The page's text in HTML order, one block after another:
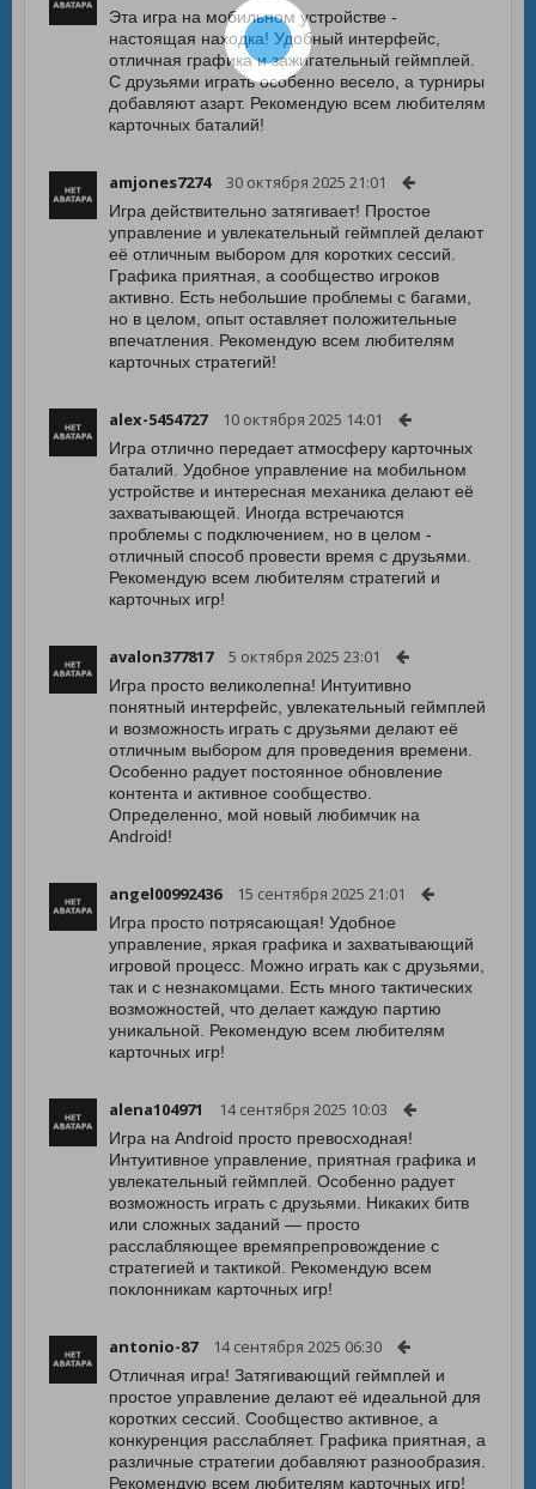
Эта игра на мобильном устройстве -
настоящая находка! Удобный интерфейс,
отличная графика и зажигательный геймплей.
С друзьями играть особенно весело, а турниры
добавляют азарт. Рекомендую всем любителям
карточных баталий!
amjones7274 30 октября 2025 21:01
Игра действительно затягивает! Простое
управление и увлекательный геймплей делают
её отличным выбором для коротких сессий.
Графика приятная, а сообщество игроков
активно. Есть небольшие проблемы с багами,
но в целом, опыт оставляет положительные
впечатления. Рекомендую всем любителям
карточных стратегий!
alex-5454727 10 октября 2025 14:01
Игра отлично передает атмосферу карточных
баталий. Удобное управление на мобильном
устройстве и интересная механика делают её
захватывающей. Иногда встречаются
проблемы с подключением, но в целом -
отличный способ провести время с друзьями.
Рекомендую всем любителям стратегий и
карточных игр!
avalon377817 5 октября 2025 23:01
Игра просто великолепна! Интуитивно
понятный интерфейс, увлекательный геймплей
и возможность играть с друзьями делают её
отличным выбором для проведения времени.
Особенно радует постоянное обновление
контента и активное сообщество.
Определенно, мой новый любимчик на
Android!
angel00992436 15 сентября 2025 21:01
Игра просто потрясающая! Удобное
управление, яркая графика и захватывающий
игровой процесс. Можно играть как с друзьями,
так и с незнакомцами. Есть много тактических
возможностей, что делает каждую партию
уникальной. Рекомендую всем любителям
карточных игр!
alena104971 14 сентября 2025 10:03
Игра на Android просто превосходная!
Интуитивное управление, приятная графика и
увлекательный геймплей. Особенно радует
возможность играть с друзьями. Никаких битв
или сложных заданий — просто
расслабляющее времяпрепровождение с
стратегией и тактикой. Рекомендую всем
поклонникам карточных игр!
antonio-87 14 сентября 2025 06:30
Отличная игра! Затягивающий геймплей и
простое управление делают её идеальной для
коротких сессий. Сообщество активное, а
конкуренция расслабляет. Графика приятная, а
различные стратегии добавляют разнообразия.
Рекомендую всем любителям карточных игр!